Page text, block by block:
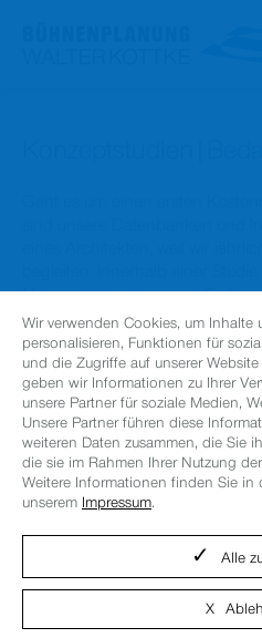
Nutzersicht, um
eine Versammlungsstätte für
benötigt. Wir entwickeln
Funktionsdiagramme als Basis
finden wir gemeinsam mit
Lösungen für eine provisorische
längeren Sanierung.
Wir verwenden Cookies, um Inhalte
personalisieren, Funktionen für
und die Zugriffe auf unserer
geben wir Informationen zu Ihrer
unsere Partner für soziale Medien,
Unsere Partner führen diese
weiteren Daten zusammen, die Sie
die sie im Rahmen Ihrer Nutzung
Weitere Informationen finden Sie in
unserem Impressum.
Alle